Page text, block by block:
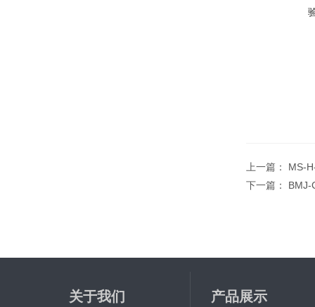
上一篇： MS-
下一篇： BMJ-
关于我们 产品展示